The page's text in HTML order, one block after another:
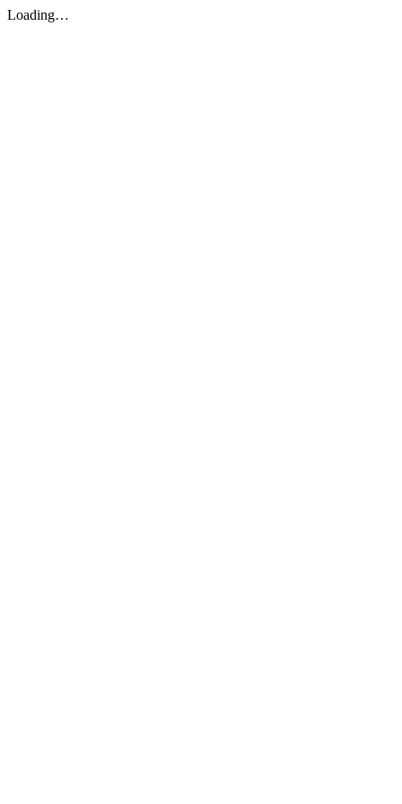
Loading…